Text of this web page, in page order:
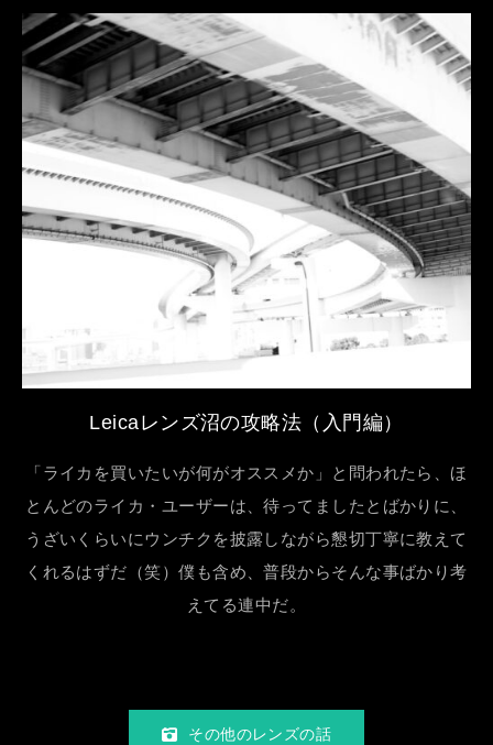
Leicaレンズ沼の攻略法（入門編）
「ライカを買いたいが何がオススメか」と問われたら、ほ
とんどのライカ・ユーザーは、待ってましたとばかりに、
うざいくらいにウンチクを披露しながら懇切丁寧に教えて
くれるはずだ（笑）僕も含め、普段からそんな事ばかり考
えてる連中だ。
その他のレンズの話